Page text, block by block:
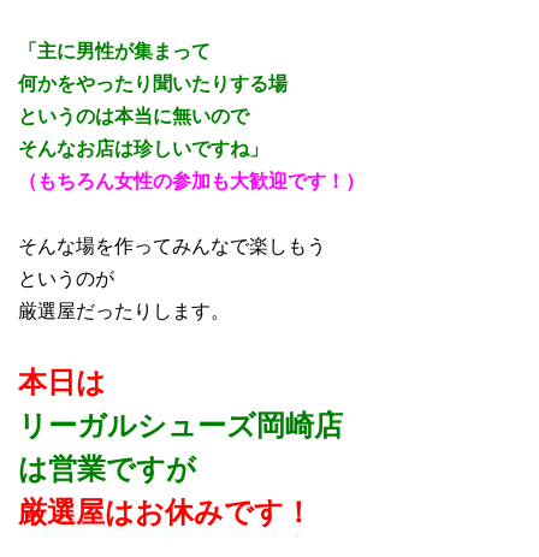
「主に男性が集まって
何かをやったり聞いたりする場
というのは本当に無いので
そんなお店は珍しいですね」
（もちろん女性の参加も大歓迎です！）
そんな場を作ってみんなで楽しもう
というのが
厳選屋だったりします。
本日は
リーガルシューズ岡崎店
は営業ですが
厳選屋はお休みです！